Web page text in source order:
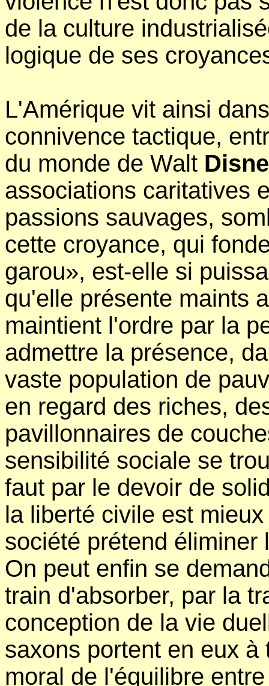
de la culture
logique de ses
L'Amérique vit ainsi
connivence tactique,
du monde de Walt
associations caritatives
passions sauvages,
cette croyance, qui
garou», est-elle si
qu'elle présente maints
maintient l'ordre par la
admettre la présence,
vaste population de
en regard des riches,
pavillonnaires de
sensibilité sociale se
faut par le devoir de
la liberté civile est
société prétend
On peut enfin se
train d'absorber, par la
conception de la vie
saxons portent en eux
moral de l'équilibre